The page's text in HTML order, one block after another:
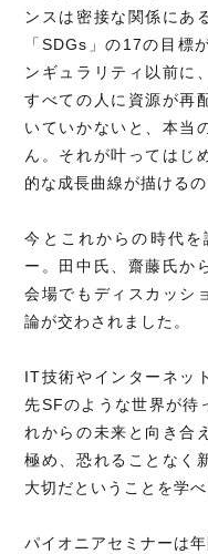
ンスは密接な関係にあ
「SDGs」の17の目標
ンギュラリティ以前に
すべての人に資源が再
いていかないと、本当
ん。それが叶ってはじ
的な成長曲線が描ける
今とこれからの時代
ー。田中氏、齋藤氏か
会場でもディスカッシ
論が交わされました。
IT技術やインターネッ
先SFのような世界が待
れからの未来と向き合
極め、恐れることなく
大切だということを学
パイオニアセミナーは